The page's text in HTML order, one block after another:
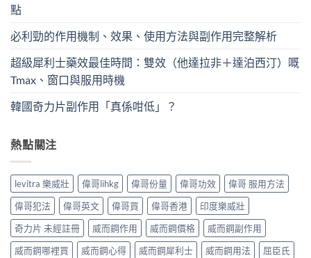
點
必利勁的作用機制、效果、使用方法與副作用完整解析
超級犀利士藥效最佳時間：雙效（他達拉非＋達泊西汀）嘅
Tmax、窗口與服用時機
韓國奇力片副作用「真係咁低」？
熱點關注
levitra 樂威壯 偉哥lihkg 偉哥份量 偉哥功效
偉哥 服用方法
偉哥犯法
偉哥英文 偉哥買 偉哥香港
印度樂威壯
奇力片 未經註冊
威而鋼作用 威而鋼價格
威而鋼副作用
威而鋼哪裡買
威而鋼心得 威而鋼犀利士 威而鋼用法 屈臣氏